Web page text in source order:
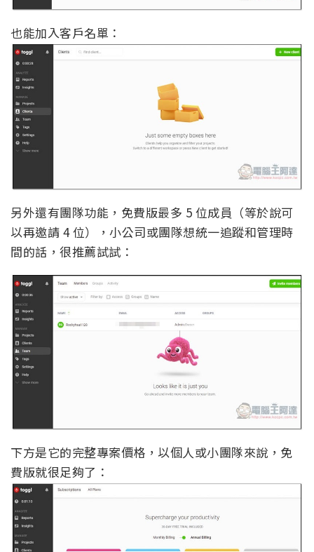
也能加入客戶名單：
另外還有團隊功能，免費版最多 5 位成員（等於說可
以再邀請 4 位），小公司或團隊想統一追蹤和管理時
間的話，很推薦試試：
下方是它的完整專案價格，以個人或小團隊來說，免
費版就很足夠了：